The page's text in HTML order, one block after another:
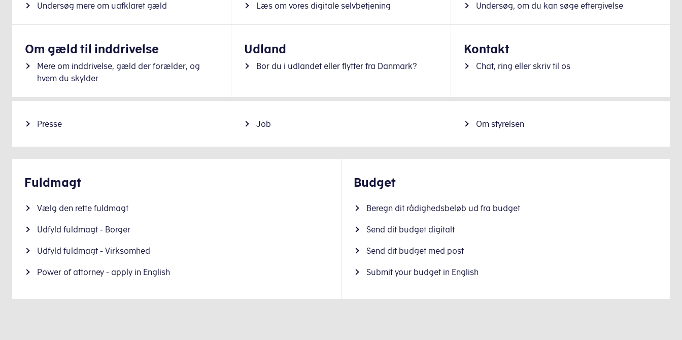
Undersøg mere om uafklaret gæld Læs om vores digitale selvbetjening Undersøg, om du kan søge eftergivelse
Om gæld til inddrivelse
Mere om inddrivelse, gæld der forælder, og
hvem du skylder
Udland
Bor du i udlandet eller flytter fra Danmark?
Kontakt
Chat, ring eller skriv til os
Presse Job Om styrelsen
Fuldmagt
Vælg den rette fuldmagt
Udfyld fuldmagt - Borger
Udfyld fuldmagt - Virksomhed
Power of attorney - apply in English
Budget
Beregn dit rådighedsbeløb ud fra budget
Send dit budget digitalt
Send dit budget med post
Submit your budget in English